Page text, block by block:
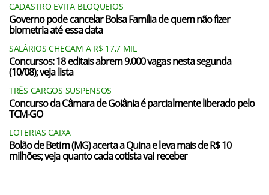
CADASTRO EVITA BLOQUEIOS
Governo pode cancelar Bolsa Família de quem não fizer
biometria até essa data
SALÁRIOS CHEGAM A R$ 17,7 MIL
Concursos: 18 editais abrem 9.000 vagas nesta segunda
(10/08); veja lista
TRÊS CARGOS SUSPENSOS
Concurso da Câmara de Goiânia é parcialmente liberado pelo
TCM-GO
LOTERIAS CAIXA
Bolão de Betim (MG) acerta a Quina e leva mais de R$ 10
milhões; veja quanto cada cotista vai receber